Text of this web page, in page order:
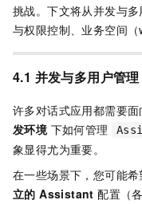
挑战。下文将从并发与
与权限控制、业务空间
4.1 并发与多用户管理
许多对话式应用都需要
发环境下如何管理
象显得尤为重要。
在一些场景下，您可能
立的 Assistant 配置（